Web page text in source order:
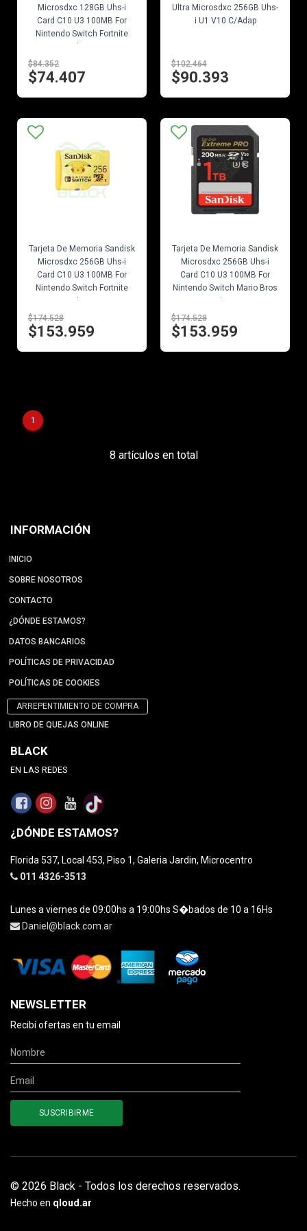
Microsdxc 128GB Uhs-i
Card C10 U3 100MB For
Nintendo Switch Fortnite
$84.352
$74.407
Ultra Microsdxc 256GB Uhs-
i U1 V10 C/Adap
$102.464
$90.393
Tarjeta De Memoria Sandisk
Microsdxc 256GB Uhs-i
Card C10 U3 100MB For
Nintendo Switch Fortnite
$174.528
$153.959
Tarjeta De Memoria Sandisk
Microsdxc 256GB Uhs-i
Card C10 U3 100MB For
Nintendo Switch Mario Bros
$174.528
$153.959
1
8 artículos en total
INFORMACIÓN
INICIO
SOBRE NOSOTROS
CONTACTO
¿DÓNDE ESTAMOS?
DATOS BANCARIOS
POLÍTICAS DE PRIVACIDAD
POLÍTICAS DE COOKIES
ARREPENTIMIENTO DE COMPRA
LIBRO DE QUEJAS ONLINE
BLACK
EN LAS REDES
¿DÓNDE ESTAMOS?
Florida 537, Local 453, Piso 1, Galeria Jardin, Microcentro
011 4326-3513
Lunes a viernes de 09:00hs a 19:00hs S�bados de 10 a 16Hs
Daniel@black.com.ar
NEWSLETTER
Recibí ofertas en tu email
© 2026 Black - Todos los derechos reservados.
Hecho en qloud.ar